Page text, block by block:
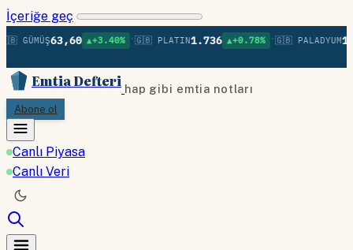
İçeriğe geç
GÜMÜŞ63,60 ▲+3.40% •🇬🇧 PLATIN1.736 ▲+0.78% •🇬🇧 PALADYUM
Emtia Defteri hap gibi emtia notları
Abone ol
Canlı Piyasa
Canlı Veri